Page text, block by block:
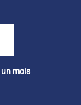
un mois